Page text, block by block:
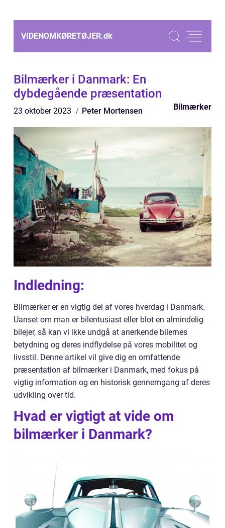
VIDENOMKØRETØJER.dk
Bilmærker i Danmark: En
dybdegående præsentation
23 oktober 2023 Peter Mortensen Bilmærker
Indledning:
Bilmærker er en vigtig del af vores hverdag i Danmark.
Uanset om man er bilentusiast eller blot en almindelig
bilejer, så kan vi ikke undgå at anerkende bilernes
betydning og deres indflydelse på vores mobilitet og
livsstil. Denne artikel vil give dig en omfattende
præsentation af bilmærker i Danmark, med fokus på
vigtig information og en historisk gennemgang af deres
udvikling over tid.
Hvad er vigtigt at vide om
bilmærker i Danmark?